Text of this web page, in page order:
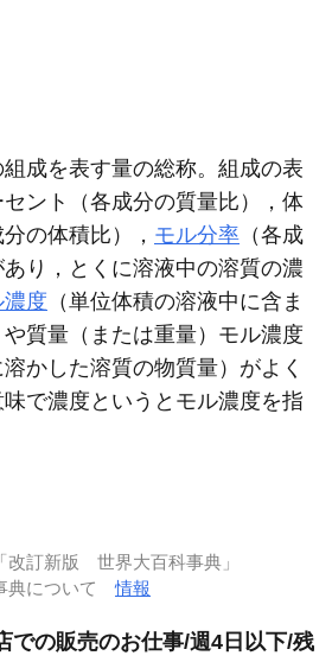
成を表す量の総称。組成の表
ント（各成分の質量比），体
の体積比）， モル分率 （各成
り，とくに溶液中の溶質の濃
濃度 （単位体積の溶液中に含ま
質量（または重量）モル濃度
溶かした溶質の物質量）がよく
で濃度というとモル濃度を指
改訂新版 世界大百科事典」
典について情報
での販売のお仕事/週4日以下/残